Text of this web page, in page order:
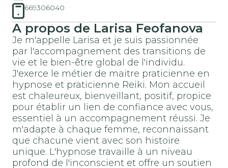
669306040
A propos de Larisa Feofanova
Je m'appelle Larisa et je suis passionnée
par l'accompagnement des transitions de
vie et le bien-être global de l'individu.
J'exerce le métier de maitre praticienne en
hypnose et praticienne Reiki. Mon accueil
est chaleureux, bienveillant, positif, propice
pour établir un lien de confiance avec vous,
essentiel à un accompagnement réussi. Je
m'adapte à chaque femme, reconnaissant
que chacune vient avec son histoire
unique. L'hypnose travaille à un niveau
profond de l'inconscient et offre un soutien